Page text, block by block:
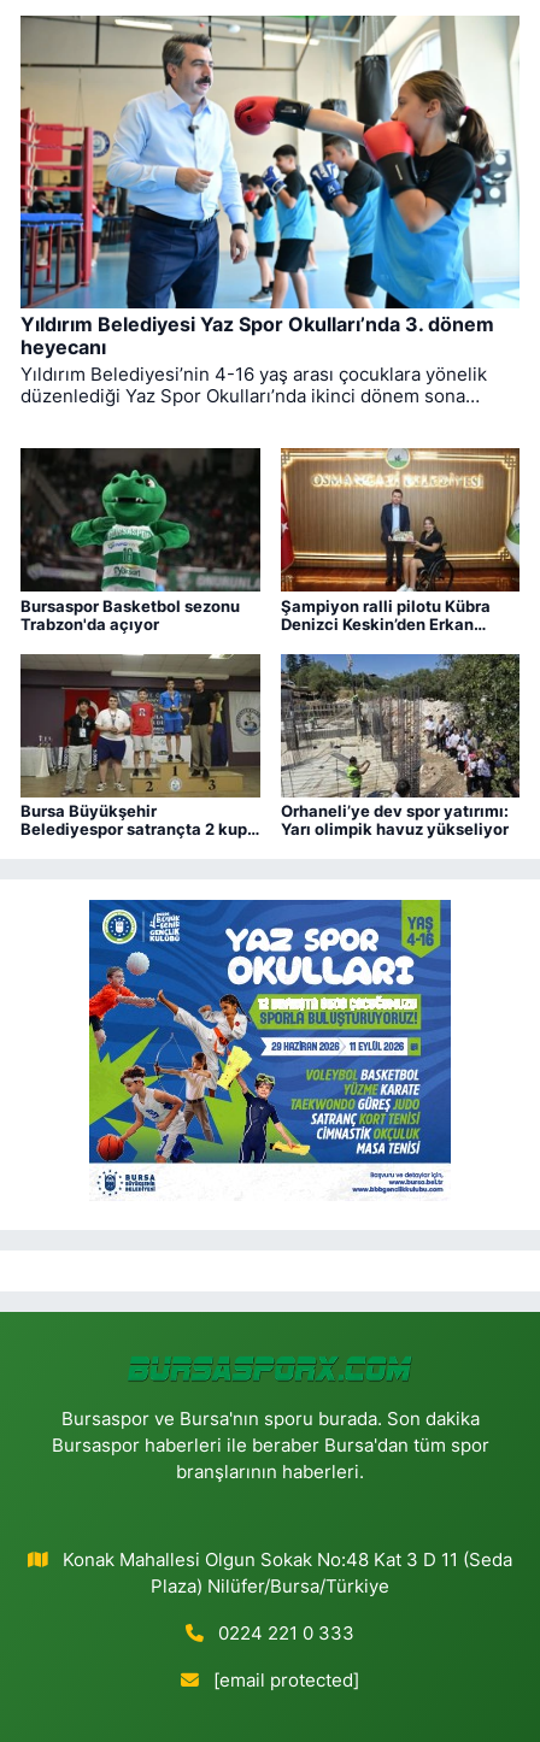
Yıldırım Belediyesi Yaz Spor Okulları’nda 3. dönem
heyecanı
Yıldırım Belediyesi’nin 4-16 yaş arası çocuklara yönelik
düzenlediği Yaz Spor Okulları’nda ikinci dönem sona
Bursaspor Basketbol sezonu
Trabzon'da açıyor
Şampiyon ralli pilotu Kübra
Denizci Keskin’den Erkan
Bursa Büyükşehir
Belediyespor satrançta 2 kupa
Orhaneli’ye dev spor yatırımı:
Yarı olimpik havuz yükseliyor
Bursaspor ve Bursa'nın sporu burada. Son dakika
Bursaspor haberleri ile beraber Bursa'dan tüm spor
branşlarının haberleri.
Konak Mahallesi Olgun Sokak No:48 Kat 3 D 11 (Seda
Plaza) Nilüfer/Bursa/Türkiye
0224 221 0 333
[email protected]